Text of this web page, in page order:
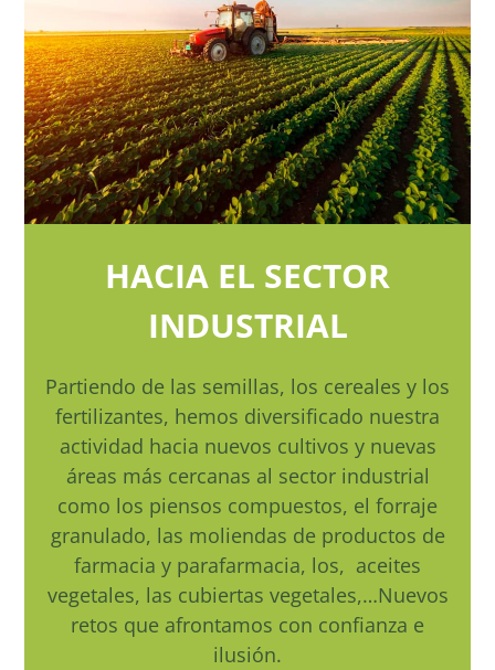
HACIA EL SECTOR
INDUSTRIAL
Partiendo de las semillas, los cereales y los
fertilizantes, hemos diversificado nuestra
actividad hacia nuevos cultivos y nuevas
áreas más cercanas al sector industrial
como los piensos compuestos, el forraje
granulado, las moliendas de productos de
farmacia y parafarmacia, los, aceites
vegetales, las cubiertas vegetales,…Nuevos
retos que afrontamos con confianza e
ilusión.